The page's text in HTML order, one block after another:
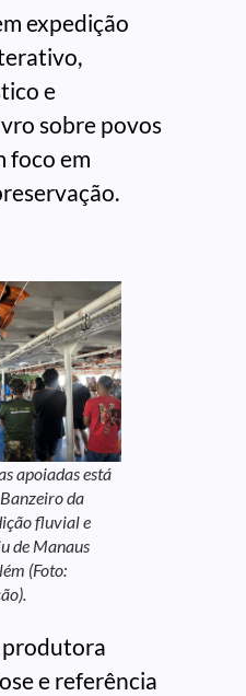
expedição
e
sobre povos
foco em
apoiadas está
da
fluvial e
de Manaus
(Foto:
produtora
e referência